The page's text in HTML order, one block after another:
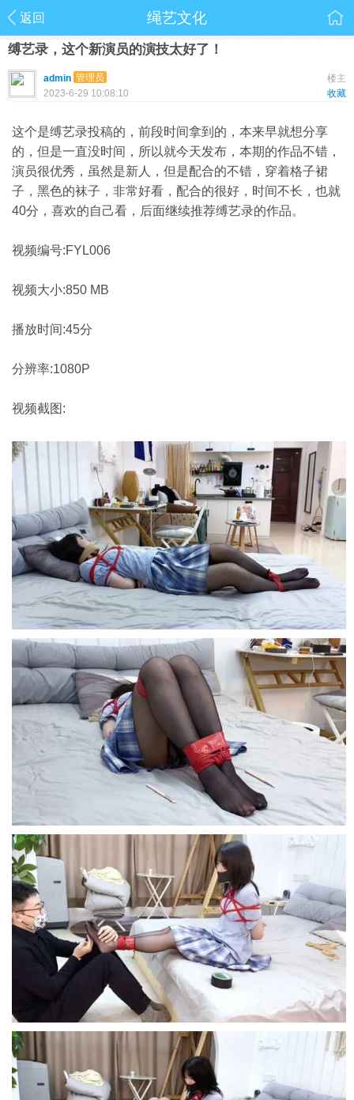
返回 绳艺文化
缚艺录，这个新演员的演技太好了！
楼主
admin 管理员
收藏
2023-6-29 10:08:10
这个是缚艺录投稿的，前段时间拿到的，本来早就想分享
的，但是一直没时间，所以就今天发布，本期的作品不错，
演员很优秀，虽然是新人，但是配合的不错，穿着格子裙
子，黑色的袜子，非常好看，配合的很好，时间不长，也就
40分，喜欢的自己看，后面继续推荐缚艺录的作品。
视频编号:FYL006
视频大小:850 MB
播放时间:45分
分辨率:1080P
视频截图: